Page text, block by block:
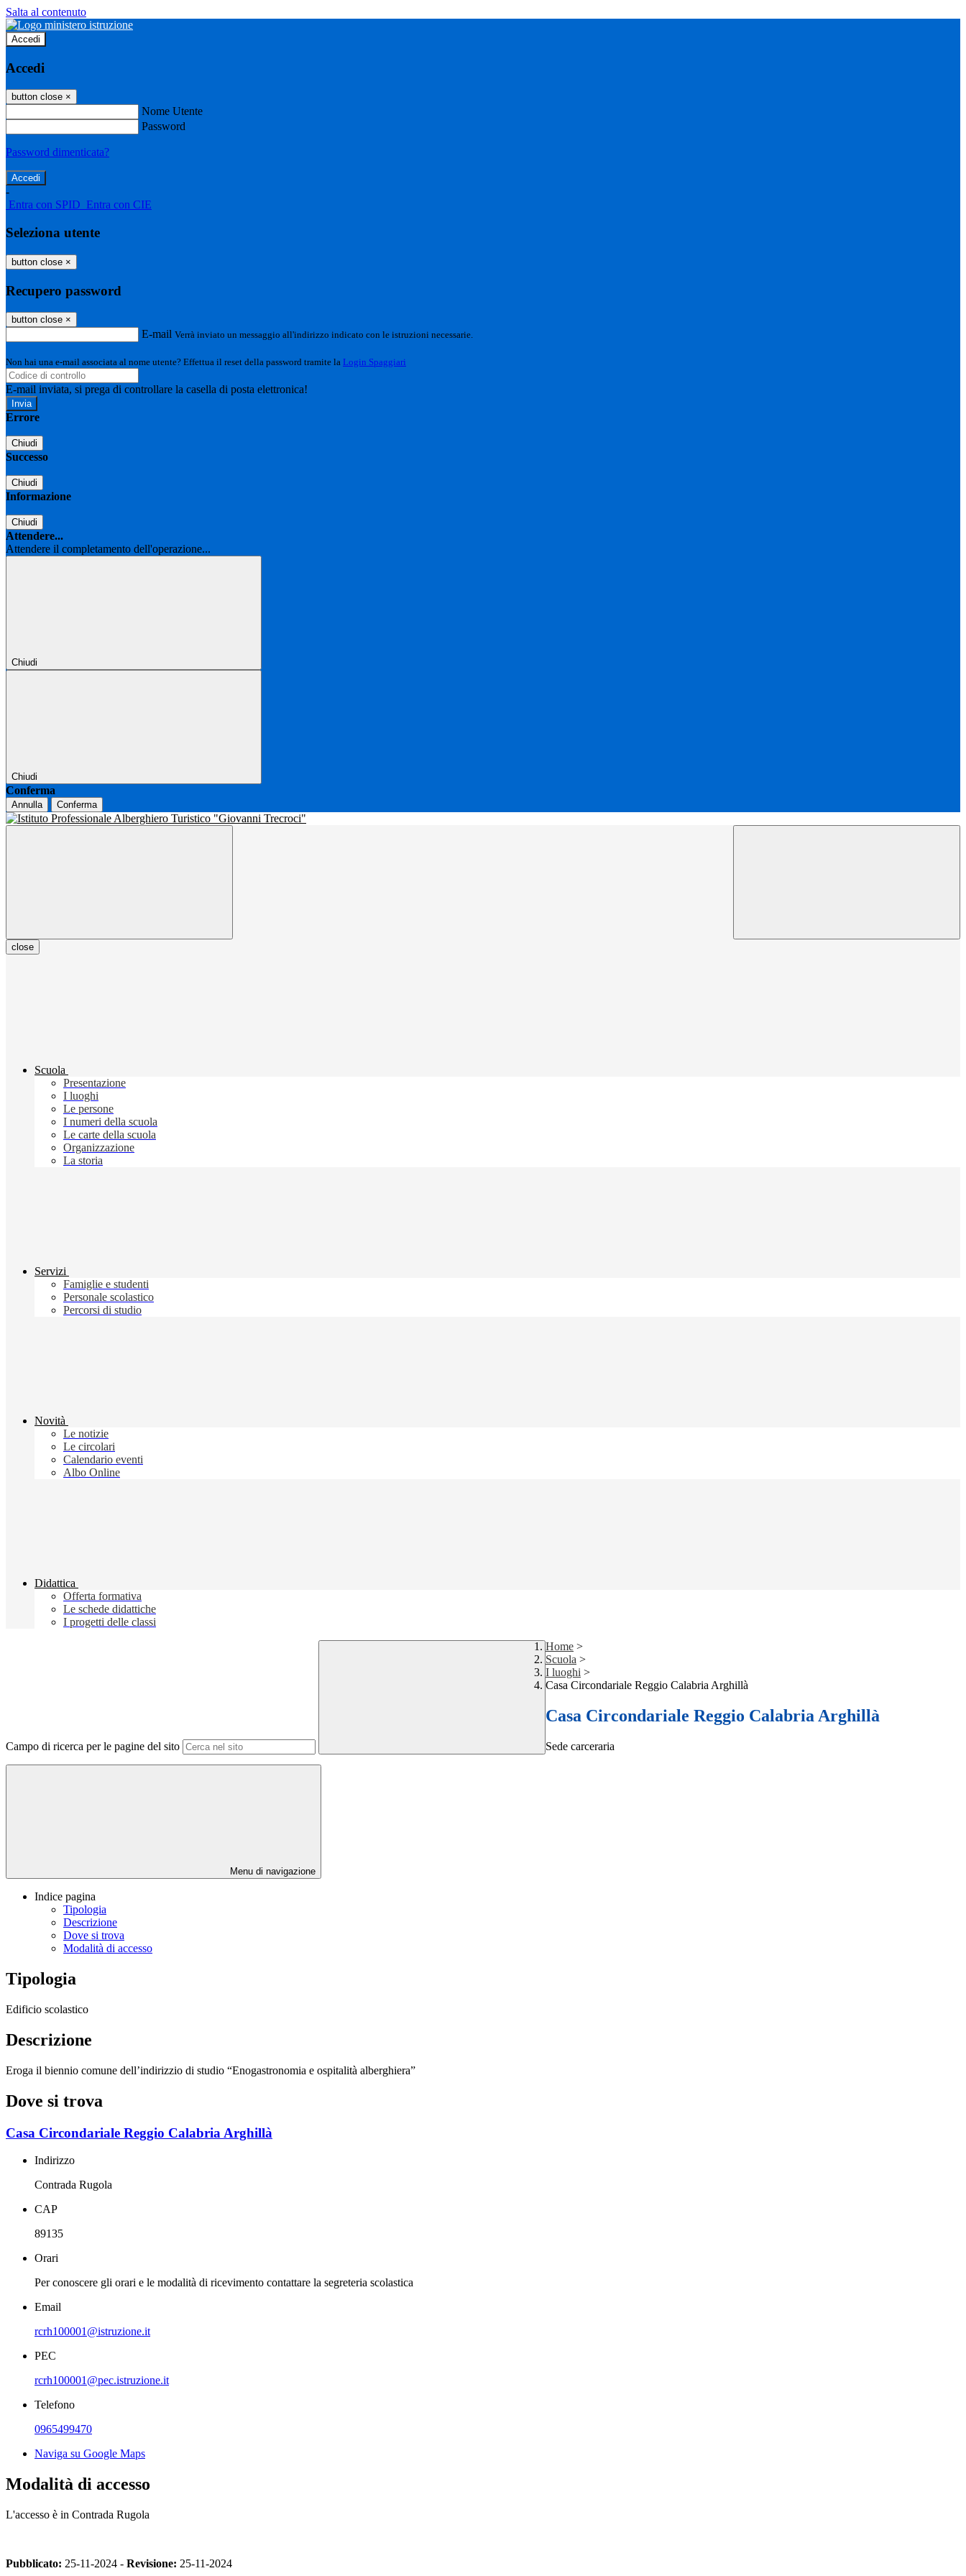
Salta al contenuto
Accedi
Accedi
button close ×
Nome Utente
Password
Password dimenticata?
-
Entra con SPID Entra con CIE
Seleziona utente
button close ×
Recupero password
button close ×
E-mail Verrà inviato un messaggio all'indirizzo indicato con le istruzioni necessarie.
Non hai una e-mail associata al nome utente? Effettua il reset della password tramite la Login Spaggiari
E-mail inviata, si prega di controllare la casella di posta elettronica!
Errore
Chiudi
Successo
Chiudi
Informazione
Chiudi
Attendere...
Attendere il completamento dell'operazione...
Chiudi
Chiudi
Conferma
Annulla Conferma
close
Scuola
Presentazione
I luoghi
Le persone
I numeri della scuola
Le carte della scuola
Organizzazione
La storia
Servizi
Famiglie e studenti
Personale scolastico
Percorsi di studio
Novità
Le notizie
Le circolari
Calendario eventi
Albo Online
Didattica
Offerta formativa
Le schede didattiche
I progetti delle classi
Campo di ricerca per le pagine del sito
Home >
Scuola >
I luoghi >
Casa Circondariale Reggio Calabria Arghillà
Casa Circondariale Reggio Calabria Arghillà
Sede carceraria
Menu di navigazione
Indice pagina
Tipologia
Descrizione
Dove si trova
Modalità di accesso
Tipologia
Edificio scolastico
Descrizione
Eroga il biennio comune dell’indirizzio di studio “Enogastronomia e ospitalità alberghiera”
Dove si trova
Casa Circondariale Reggio Calabria Arghillà
Indirizzo
Contrada Rugola
CAP
89135
Orari
Per conoscere gli orari e le modalità di ricevimento contattare la segreteria scolastica
Email
rcrh100001@istruzione.it
PEC
rcrh100001@pec.istruzione.it
Telefono
0965499470
Naviga su Google Maps
Modalità di accesso
L'accesso è in Contrada Rugola
Pubblicato: 25-11-2024 - Revisione: 25-11-2024